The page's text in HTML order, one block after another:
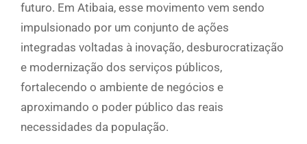
futuro. Em Atibaia, esse movimento vem sendo
impulsionado por um conjunto de ações
integradas voltadas à inovação, desburocratização
e modernização dos serviços públicos,
fortalecendo o ambiente de negócios e
aproximando o poder público das reais
necessidades da população.